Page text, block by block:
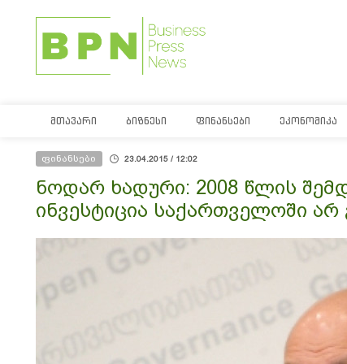
ᲛᲗᲐᲕᲐᲠᲘ ᲑᲘᲖᲜᲔᲡᲘ ᲤᲘᲜᲐᲜᲡᲔᲑᲘ ᲔᲙᲝᲜᲝᲛᲘᲙᲐ
ფინანსები 23.04.2015 / 12:02
ნოდარ ხადური: 2008 წლის
ინვესტიცია საქართველოში